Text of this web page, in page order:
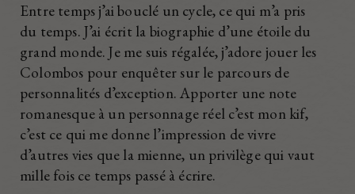
Entre temps j’ai bouclé un cycle, ce qui m’a pris
du temps. J’ai écrit la biographie d’une étoile du
grand monde. Je me suis régalée, j’adore jouer les
Colombos pour enquêter sur le parcours de
personnalités d’exception. Apporter une note
romanesque à un personnage réel c’est mon kif,
c’est ce qui me donne l’impression de vivre
d’autres vies que la mienne, un privilège qui vaut
mille fois ce temps passé à écrire.